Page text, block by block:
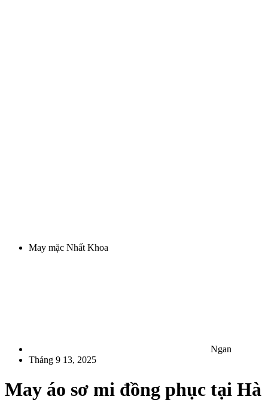
May mặc Nhất Khoa
Ngan
Tháng 9 13, 2025
May áo sơ mi đồng phục tại Hà